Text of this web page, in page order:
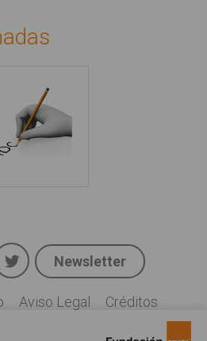
YouTubeTwitter
Newsletter
Aviso Legal Créditos